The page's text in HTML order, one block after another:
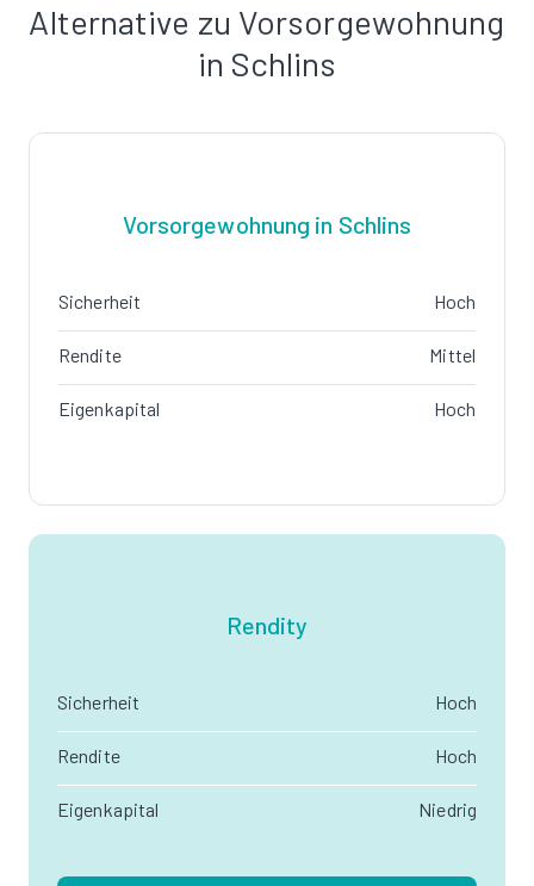
Alternative zu Vorsorgewohnung
in Schlins
Vorsorgewohnung in Schlins
Sicherheit Hoch
Rendite Mittel
Eigenkapital Hoch
Rendity
Sicherheit Hoch
Rendite Hoch
Eigenkapital Niedrig